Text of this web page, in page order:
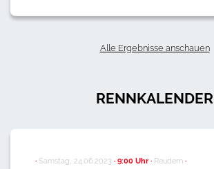
Alle Ergebnisse anschauen
RENNKALENDER
· Samstag, 24.06.2023 · 9:00 Uhr · Reudern ·